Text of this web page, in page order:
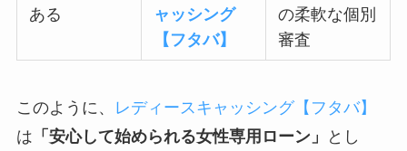
ある
ャッシング
【フタバ】
の柔軟な個別
審査
このように、
レディースキャッシング【フタバ】
は 「安心して始められる女性専用ローン」
とし